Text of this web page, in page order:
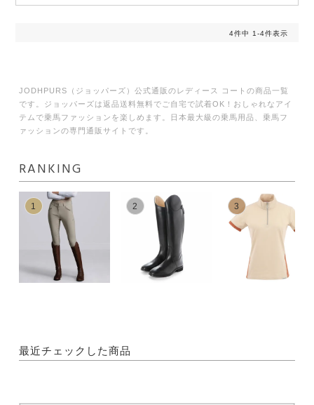
4件中 1 -4件表示
JODHPURS（ジョッパーズ）公式通販のレディース コートの商品一覧
です。ジョッパーズは返品送料無料でご自宅で試着OK！おしゃれなアイ
テムで乗馬ファッションを楽しめます。日本最大級の乗馬用品、乗馬フ
ァッションの専門通販サイトです。
RANKING
1 2 3
最近チェックした商品